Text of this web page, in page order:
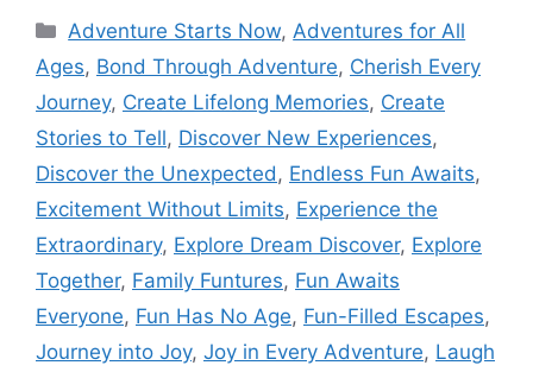
posCategories
Adventure Starts Now,Adventures for All
Ages, Bond Through Adventure, Cherish Every
Journey, Create Lifelong Memories, Create
Stories to Tell, Discover New Experiences,
Discover the Unexpected, Endless Fun Awaits,
Excitement Without Limits, Experience the
Extraordinary, Explore Dream Discover, Explore
Together, Family Funtures, Fun Awaits
Everyone, Fun Has No Age, Fun-Filled Escapes,
Journey into Joy, Joy in Every Adventure, Laugh